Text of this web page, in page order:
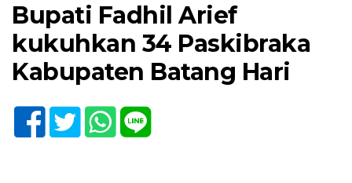
Bupati Fadhil Arief
kukuhkan 34 Paskibraka
Kabupaten Batang Hari